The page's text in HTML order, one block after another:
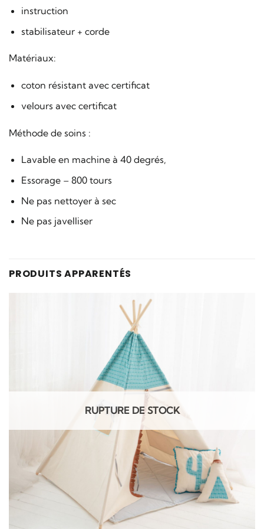
instruction
stabilisateur + corde
Matériaux:
coton résistant avec certificat
velours avec certificat
Méthode de soins :
Lavable en machine à 40 degrés,
Essorage – 800 tours
Ne pas nettoyer à sec
Ne pas javelliser
PRODUITS APPARENTÉS
RUPTURE DE STOCK